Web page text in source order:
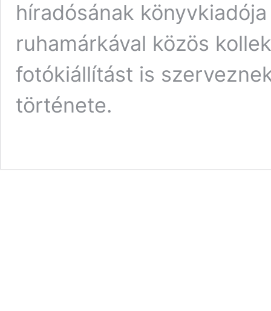
híradósának
ruhamárkával közös
fotókiállítást is
története.